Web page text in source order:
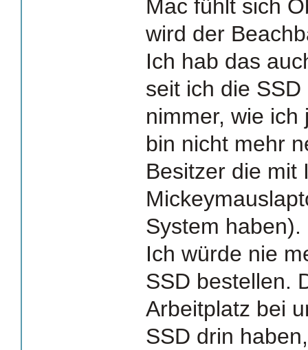
Mac fühlt sich
wird der
Ich hab das
seit ich die
nimmer, wie
bin nicht mehr
Besitzer die mit
System haben).
Ich würde nie
SSD bestellen.
Arbeitplatz bei
SSD drin